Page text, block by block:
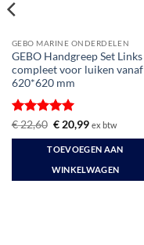
GEBO MARINE ONDERDELEN
GEBO Handgreep Set Links
compleet voor luiken vanaf
620*620 mm
Gewaardeerd
5uit 5
€22,60 Oorspronkelijke
was:
€ 22,60.
€20,99Huidige
is:
€ 20,99.
ex btw
TOEVOEGEN AAN
WINKELWAGEN